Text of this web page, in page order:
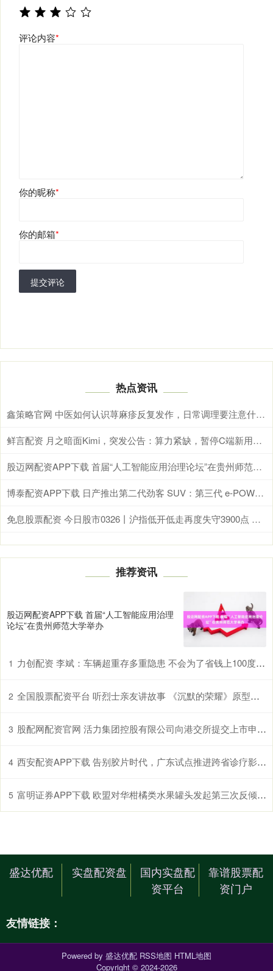
评论内容*
你的昵称*
你的邮箱*
提交评论
热点资讯
鑫策略官网 中医如何认识荨麻疹反复发作，日常调理要注意什么？
鲜言配资 月之暗面Kimi，突发公告：算力紧缺，暂停C端新用户订阅
股迈网配资APP下载 首届“人工智能应用治理论坛”在贵州师范大学举办
博泰配资APP下载 日产推出第二代劲客 SUV：第三代 e-POWER 混动，299.97 万日元起
免息股票配资 今日股市0326丨沪指低开低走再度失守3900点 反弹结束了吗？
推荐资讯
股迈网配资APP下载 首届“人工智能应用治理
论坛”在贵州师范大学举办
1 力创配资 李斌：车辆超重存多重隐患 不会为了省钱上100度磷酸铁锂电池
2 全国股票配资平台 听烈士亲友讲故事 《沉默的荣耀》原型亲友走进厦门大学宣讲
3 股配网配资官网 活力集团控股有限公司向港交所提交上市申请书
4 西安配资APP下载 告别胶片时代，广东试点推进跨省诊疗影像云索引共享“路路通”
5 富明证券APP下载 欧盟对华柑橘类水果罐头发起第三次反倾销日落复审调查
盛达优配 实盘配资盘
国内实盘配
资平台
靠谱股票配
资门户
友情链接：
Powered by 盛达优配 RSS地图 HTML地图
Copyright © 2024-2026